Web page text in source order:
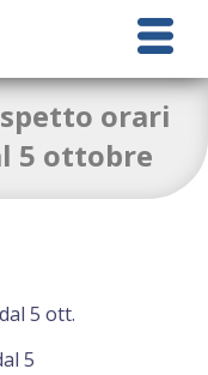
orari
5 ottobre
5 ott.
5